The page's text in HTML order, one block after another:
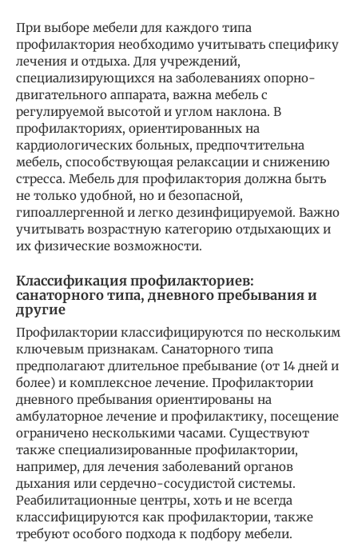
При выборе мебели для каждого типа
профилактория необходимо учитывать специфику
лечения и отдыха. Для учреждений,
специализирующихся на заболеваниях опорно-
двигательного аппарата, важна мебель с
регулируемой высотой и углом наклона. В
профилакториях, ориентированных на
кардиологических больных, предпочтительна
мебель, способствующая релаксации и снижению
стресса. Мебель для профилактория должна быть
не только удобной, но и безопасной,
гипоаллергенной и легко дезинфицируемой. Важно
учитывать возрастную категорию отдыхающих и
их физические возможности.
Классификация профилакториев:
санаторного типа, дневного пребывания и
другие
Профилактории классифицируются по нескольким
ключевым признакам. Санаторного типа
предполагают длительное пребывание (от 14 дней и
более) и комплексное лечение. Профилактории
дневного пребывания ориентированы на
амбулаторное лечение и профилактику, посещение
ограничено несколькими часами. Существуют
также специализированные профилактории,
например, для лечения заболеваний органов
дыхания или сердечно-сосудистой системы.
Реабилитационные центры, хоть и не всегда
классифицируются как профилактории, также
требуют особого подхода к подбору мебели.